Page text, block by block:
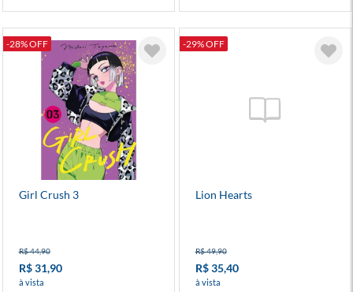
-28% OFF
Girl Crush 3
R$ 44,90
R$ 31,90
à vista
-29% OFF
Lion Hearts
R$ 49,90
R$ 35,40
à vista